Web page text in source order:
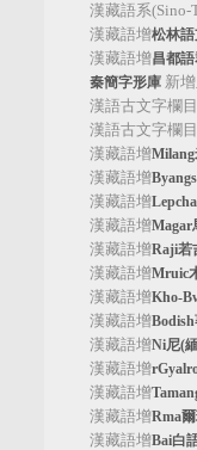
漢藏語系(Sino-
漢藏語增松林語
漢藏語增昌都語
秦簡字形庫新增
漢語古文字欄
漢語古文字欄
漢藏語增Milang
漢藏語增
漢藏語增
漢藏語增Magar
漢藏語增Raji若
漢藏語增Mruic
漢藏語增Kho-
漢藏語增
漢藏語增Ni尼(
漢藏語增
漢藏語增
漢藏語增Rma
漢藏語增Bai白